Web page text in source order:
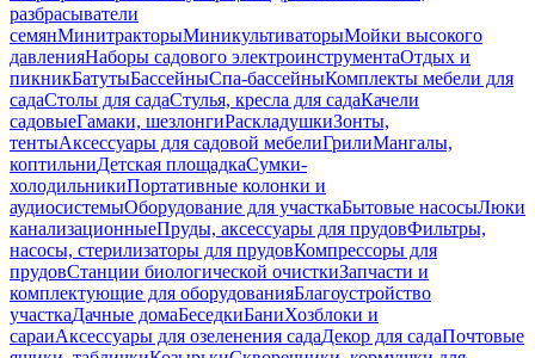
разбрасыватели
семянМинитракторыМиникультиваторыМойки высокого
давленияНаборы садового электроинструментаОтдых и
пикникБатутыБассейныСпа-бассейныКомплекты мебели для
садаСтолы для садаСтулья, кресла для садаКачели
садовыеГамаки, шезлонгиРаскладушкиЗонты,
тентыАксессуары для садовой мебелиГрилиМангалы,
коптильниДетская площадкаСумки-
холодильникиПортативные колонки и
аудиосистемыОборудование для участкаБытовые насосыЛюки
канализационныеПруды, аксессуары для прудовФильтры,
насосы, стерилизаторы для прудовКомпрессоры для
прудовСтанции биологической очисткиЗапчасти и
комплектующие для оборудованияБлагоустройство
участкаДачные домаБеседкиБаниХозблоки и
сараиАксессуары для озеленения садаДекор для садаПочтовые